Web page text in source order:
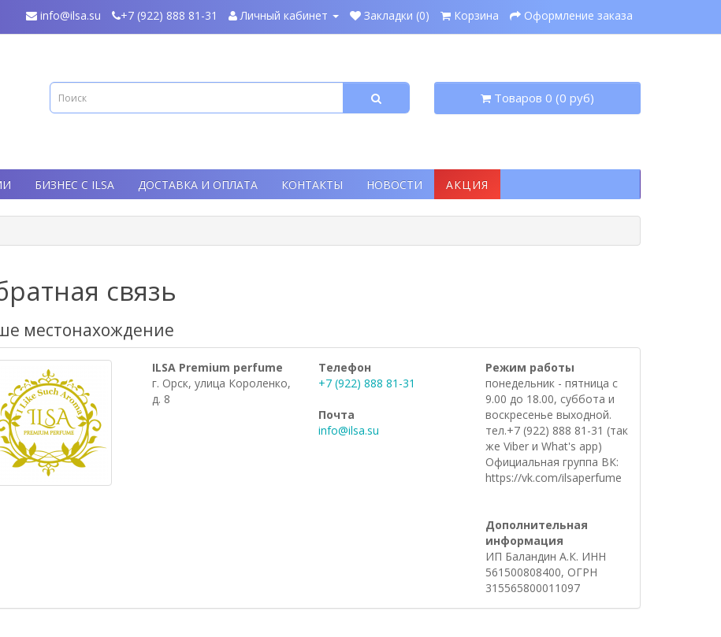
info@ilsa.su +7 (922) 888 81-31 Личный кабинет Закладки (0) Корзина Оформление заказа
Товаров 0 (0 руб)
БИЗНЕС С ILSA ДОСТАВКА И ОПЛАТА КОНТАКТЫ НОВОСТИ АКЦИЯ
связь
местонахождение
ILSA Premium perfume
г. Орск, улица Короленко,
д. 8
Телефон
+7 (922) 888 81-31
Почта
info@ilsa.su
Режим работы
понедельник - пятница с
9.00 до 18.00, суббота и
воскресенье выходной.
тел.+7 (922) 888 81-31 (так
же Viber и What's app)
Официальная группа ВК:
https://vk.com/ilsaperfume
Дополнительная
информация
ИП Баландин А.К. ИНН
561500808400, ОГРН
315565800011097